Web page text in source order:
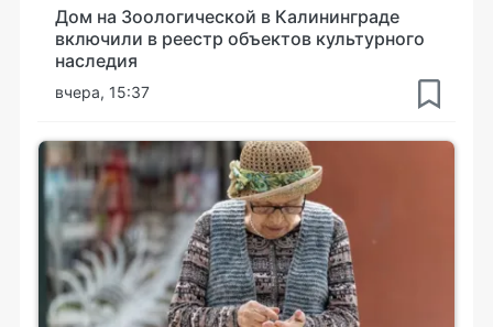
Дом на Зоологической в Калининграде
включили в реестр объектов культурного
наследия
вчера, 15:37